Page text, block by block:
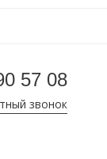
57 08
звонок